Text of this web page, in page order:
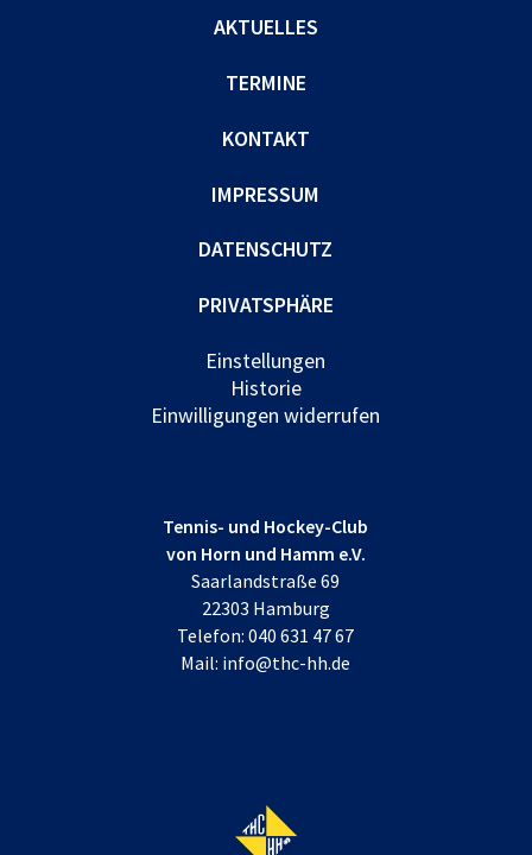
AKTUELLES
TERMINE
KONTAKT
IMPRESSUM
DATENSCHUTZ
PRIVATSPHÄRE
Einstellungen
Historie
Einwilligungen widerrufen
Tennis- und Hockey-Club
von Horn und Hamm e.V.
Saarlandstraße 69
22303 Hamburg
Telefon:040 631 47 67
Mail: info@thc-hh.de